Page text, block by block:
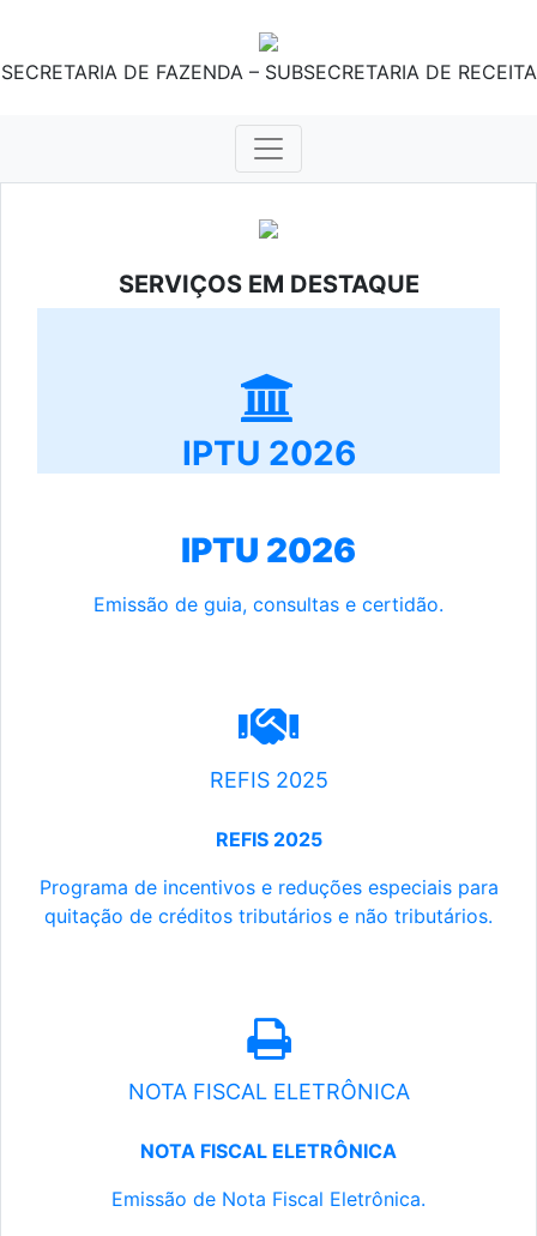
SECRETARIA DE FAZENDA – SUBSECRETARIA DE RECEITA
SERVIÇOS EM DESTAQUE
IPTU 2026
IPTU 2026
Emissão de guia, consultas e certidão.
REFIS 2025
REFIS 2025
Programa de incentivos e reduções especiais para
quitação de créditos tributários e não tributários.
NOTA FISCAL ELETRÔNICA
NOTA FISCAL ELETRÔNICA
Emissão de Nota Fiscal Eletrônica.